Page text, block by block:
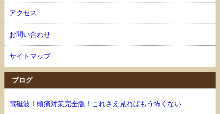
アクセス
お問い合わせ
サイトマップ
ブログ
電磁波！頭痛対策完全版！これさえ見ればもう怖くない